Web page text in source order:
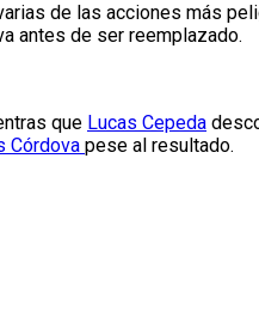
de las acciones más
antes de ser reemplazado.
que Lucas Cepeda
Córdova pese al resultado.